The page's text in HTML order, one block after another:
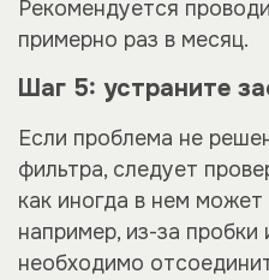
Рекомендуется
примерно раз в месяц.
Шаг 5: устраните
Если проблема не
фильтра, следует
как иногда в нем может
например, из-за пробки
необходимо